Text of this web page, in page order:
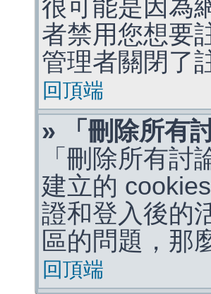
很可能是因為
者禁用您想要
管理者關閉了
回頂端
» 「刪除所有
「刪除所有
建立的
證和登入後的
區的問題，那
回頂端